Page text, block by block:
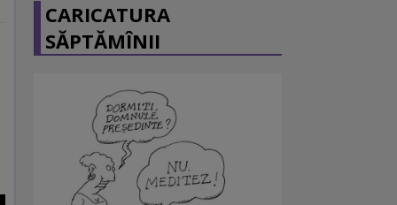
CARICATURA
SĂPTĂMÎNII